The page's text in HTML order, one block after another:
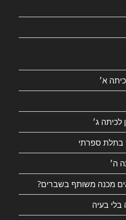
א׳
לכיתה ג׳
בתלת ספרתי
ה׳
מכנה משותף בשברים?
בעיה